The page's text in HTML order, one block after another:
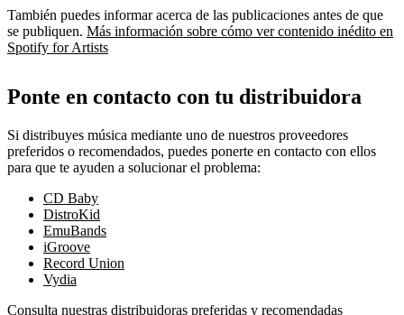
También puedes informar acerca de las publicaciones antes de que
se publiquen. Más información sobre cómo ver contenido inédito en
Spotify for Artists
Ponte en contacto con tu distribuidora
Si distribuyes música mediante uno de nuestros proveedores
preferidos o recomendados, puedes ponerte en contacto con ellos
para que te ayuden a solucionar el problema:
CD Baby
DistroKid
EmuBands
iGroove
Record Union
Vydia
Consulta nuestras distribuidoras preferidas y recomendadas